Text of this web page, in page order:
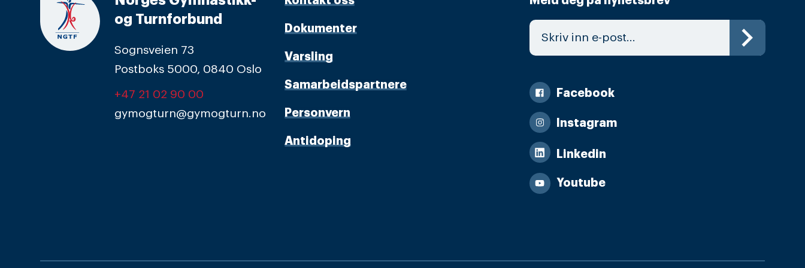
og Turnforbund
Sognsveien 73
Postboks 5000, 0840 Oslo
+47 21 02 90 00
gymogturn@gymogturn.no
Dokumenter
Varsling
Samarbeidspartnere
Personvern
Antidoping
Facebook
Instagram
Linkedin
Youtube